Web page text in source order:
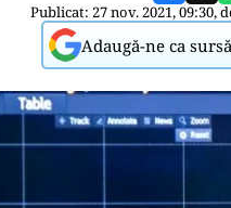
Publicat: 27 nov. 2021, 09:30,
Adaugă-ne ca